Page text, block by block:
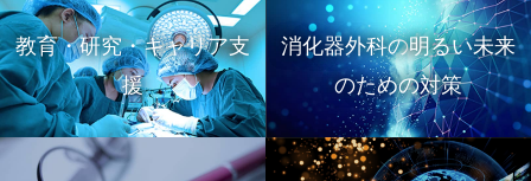
教育・研究・キャリア支
援
消化器外科の明るい未来
のための対策